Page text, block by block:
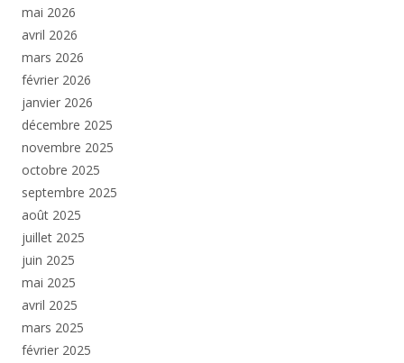
mai 2026
avril 2026
mars 2026
février 2026
janvier 2026
décembre 2025
novembre 2025
octobre 2025
septembre 2025
août 2025
juillet 2025
juin 2025
mai 2025
avril 2025
mars 2025
février 2025